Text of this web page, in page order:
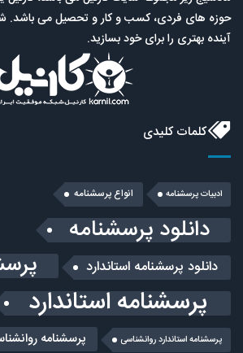
حوزه های فردی، کسب و کار و تحصیل می باشد. شما
آینده بهتری را برای خود بسازید.
کلمات کلیدی
ادبیات پرسشنامه انواع پرسشنامه
دانلود پرسشنامه
دانلود پرسشنامه استاندارد
پرسشنامه استاندارد
پرسشنامه استاندارد روانشناسی پرسشنامه